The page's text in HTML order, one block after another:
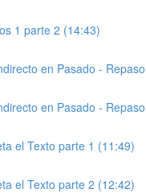
1 parte 2 (14:43)
en Pasado -
en Pasado -
el Texto parte 1 (11:49)
el Texto parte 2 (12:42)